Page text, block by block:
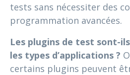
tests sans nécessiter des
programmation avancées.
Les plugins de test sont-
les types d’applications ?
certains plugins peuvent